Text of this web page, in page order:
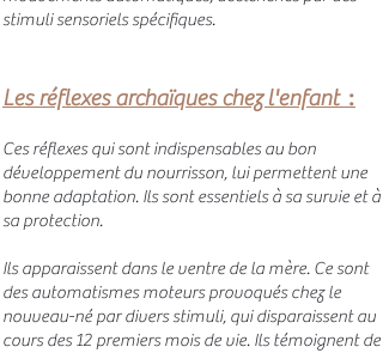
stimuli sensoriels spécifiques.
Les réflexes archaïques chez l'enfant :
Ces réflexes qui sont indispensables au bon
développement du nourrisson, lui permettent une
bonne adaptation. Ils sont essentiels à sa survie et à
sa protection.
Ils apparaissent dans le ventre de la mère. Ce sont
des automatismes moteurs provoqués chez le
nouveau-né par divers stimuli, qui disparaissent au
cours des 12 premiers mois de vie. Ils témoignent de